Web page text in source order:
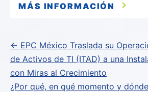
MÁS INFORMACIÓN
Navegación
de
entradas
← EPC México Traslada su
de Activos de TI (ITAD) a una
con Miras al Crecimiento
¿Por qué, en qué momento y